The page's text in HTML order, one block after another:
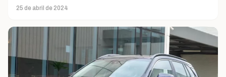
25 de abril de 2024